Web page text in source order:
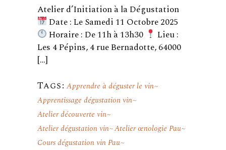
Atelier d’Initiation à la Dégustation
Date : Le Samedi 11 Octobre 2025
Horaire : De 11h à 13h30
Lieu :
Les 4 Pépins, 4 rue Bernadotte, 64000
[…]
Tags: Apprendre à déguster le vin
Apprentissage dégustation vin
Atelier découverte vin
Atelier dégustation vin Atelier œnologie Pau
Cours dégustation vin Pau